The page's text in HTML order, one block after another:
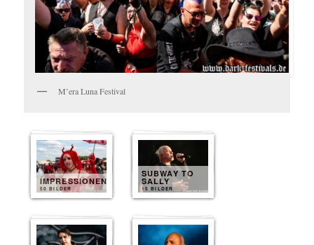
M’era Luna Festival
IMPRESSIONEN
50 BILDER
SUBWAY TO
SALLY
15 BILDER